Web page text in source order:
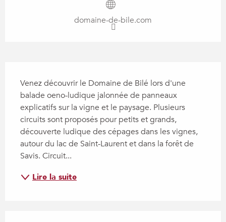
domaine-de-bile.com
Venez découvrir le Domaine de Bilé lors d'une
balade oeno-ludique jalonnée de panneaux
explicatifs sur la vigne et le paysage. Plusieurs
circuits sont proposés pour petits et grands,
découverte ludique des cépages dans les vignes,
autour du lac de Saint-Laurent et dans la forêt de
Savis. Circuit...
Lire la suite